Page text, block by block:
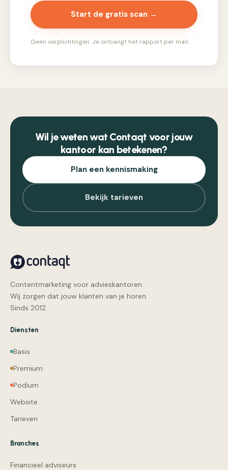
Start de gratis scan →
Geen verplichtingen. Je ontvangt het rapport per mail.
Wil je weten wat Contaqt voor jouw
kantoor kan betekenen?
Plan een kennismaking
Bekijk tarieven
Contentmarketing voor advieskantoren.
Wij zorgen dat jouw klanten van je horen.
Sinds 2012.
Diensten
Basis
Premium
Podium
Website
Tarieven
Branches
Financieel adviseurs